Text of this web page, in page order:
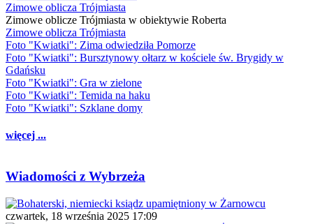
Zimowe oblicza Trójmiasta
Zimowe oblicze Trójmiasta w obiektywie Roberta
Zimowe oblicza Trójmiasta
Foto "Kwiatki": Zima odwiedziła Pomorze
Foto "Kwiatki": Bursztynowy ołtarz w kościele św. Brygidy w
Gdańsku
Foto "Kwiatki": Gra w zielone
Foto "Kwiatki": Temida na haku
Foto "Kwiatki": Szklane domy
więcej ...
Wiadomości z Wybrzeża
czwartek, 18 września 2025 17:09